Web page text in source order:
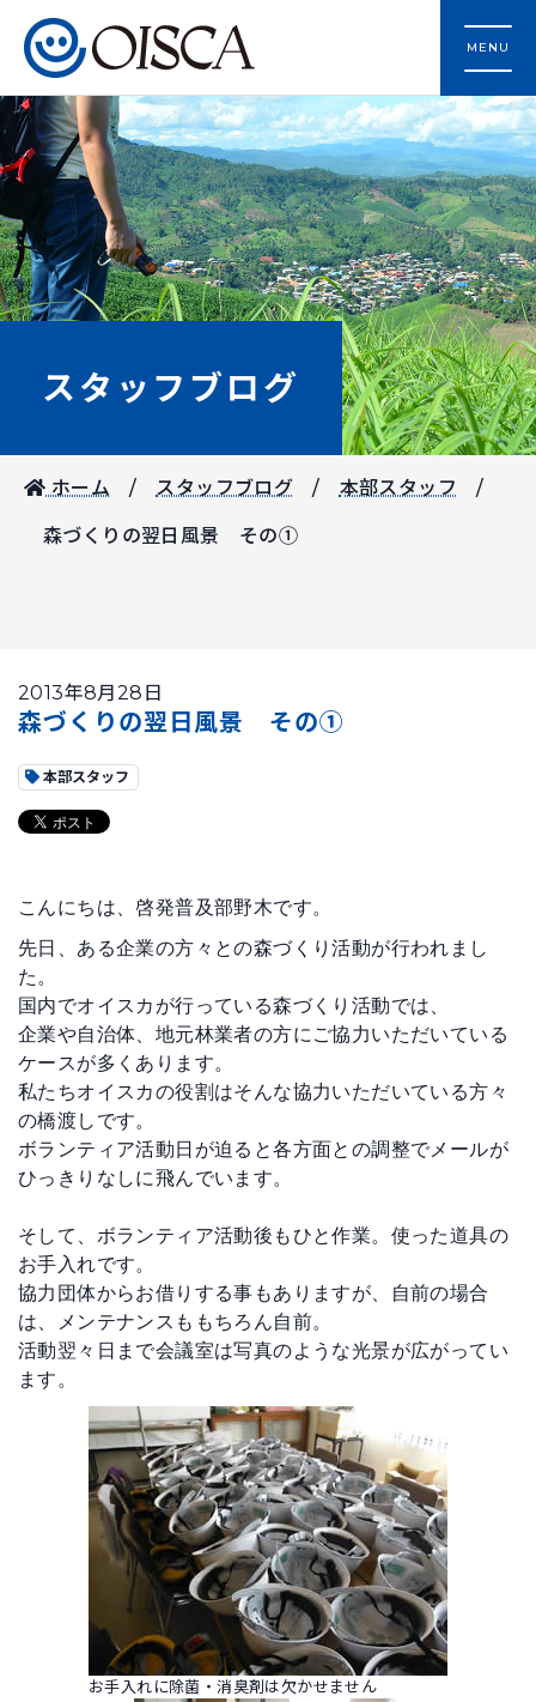
MENU
スタッフブログ
ホーム スタッフブログ 本部スタッフ
森づくりの翌日風景 その①
2013年8月28日
森づくりの翌日風景 その①
本部スタッフ
こんにちは、啓発普及部野木です。
先日、ある企業の方々との森づくり活動が行われまし
た。
国内でオイスカが行っている森づくり活動では、
企業や自治体、地元林業者の方にご協力いただいている
ケースが多くあります。
私たちオイスカの役割はそんな協力いただいている方々
の橋渡しです。
ボランティア活動日が迫ると各方面との調整でメールが
ひっきりなしに飛んでいます。
そして、ボランティア活動後もひと作業。使った道具の
お手入れです。
協力団体からお借りする事もありますが、自前の場合
は、メンテナンスももちろん自前。
活動翌々日まで会議室は写真のような光景が広がってい
ます。
お手入れに除菌・消臭剤は欠かせません